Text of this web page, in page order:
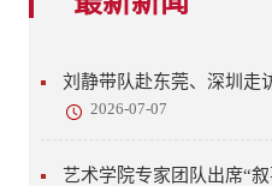
刘静带队赴东莞、深圳走
2026-07-07
艺术学院专家团队出席“叙事性美术